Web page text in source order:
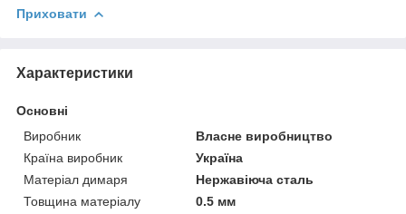
Приховати
Характеристики
Основні
Виробник
Власне виробництво
Країна виробник
Україна
Матеріал димаря
Нержавіюча сталь
Товщина матеріалу
0.5 мм